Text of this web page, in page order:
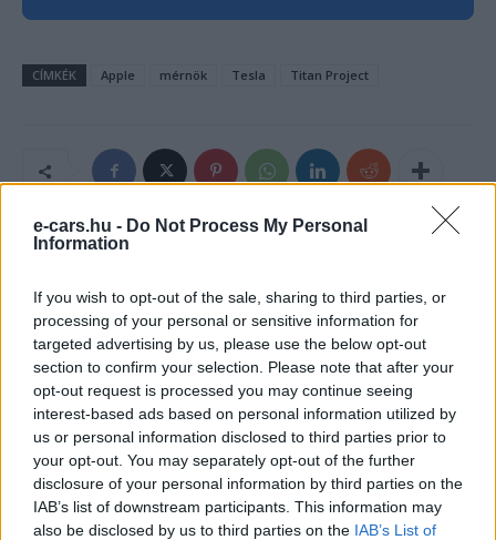
e-cars.hu - Do Not Process My Personal
Information
If you wish to opt-out of the sale, sharing to third parties, or
processing of your personal or sensitive information for
targeted advertising by us, please use the below opt-out
section to confirm your selection. Please note that after your
opt-out request is processed you may continue seeing
interest-based ads based on personal information utilized by
us or personal information disclosed to third parties prior to
your opt-out. You may separately opt-out of the further
disclosure of your personal information by third parties on the
IAB’s list of downstream participants. This information may
also be disclosed by us to third parties on the IAB’s List of
CÍMKÉK Apple mérnök Tesla Titan Project
Eriqo
Főállásban Informatikus kocka, de lelkében elkötelezett gamer,
kütyü és immár e-autó rajongó!